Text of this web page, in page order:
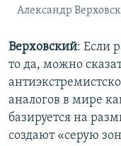
Александр
Верховский: Если
то да, можно
аналогов в мире
базируется на
создают «серую